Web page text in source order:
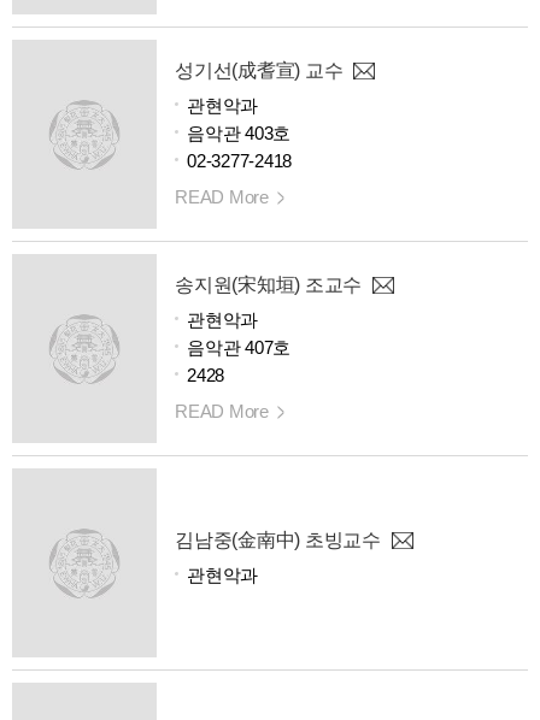
성기선(成耆宣) 교수
관현악과
음악관 403호
02-3277-2418
READ More
송지원(宋知垣) 조교수
관현악과
음악관 407호
2428
READ More
김남중(金南中) 초빙교수
관현악과